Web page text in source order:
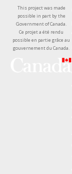
This project was made
possible in part by the
Government of Canada.
Ce projet a été rendu
possible en partie grâce au
gouvernement du Canada.